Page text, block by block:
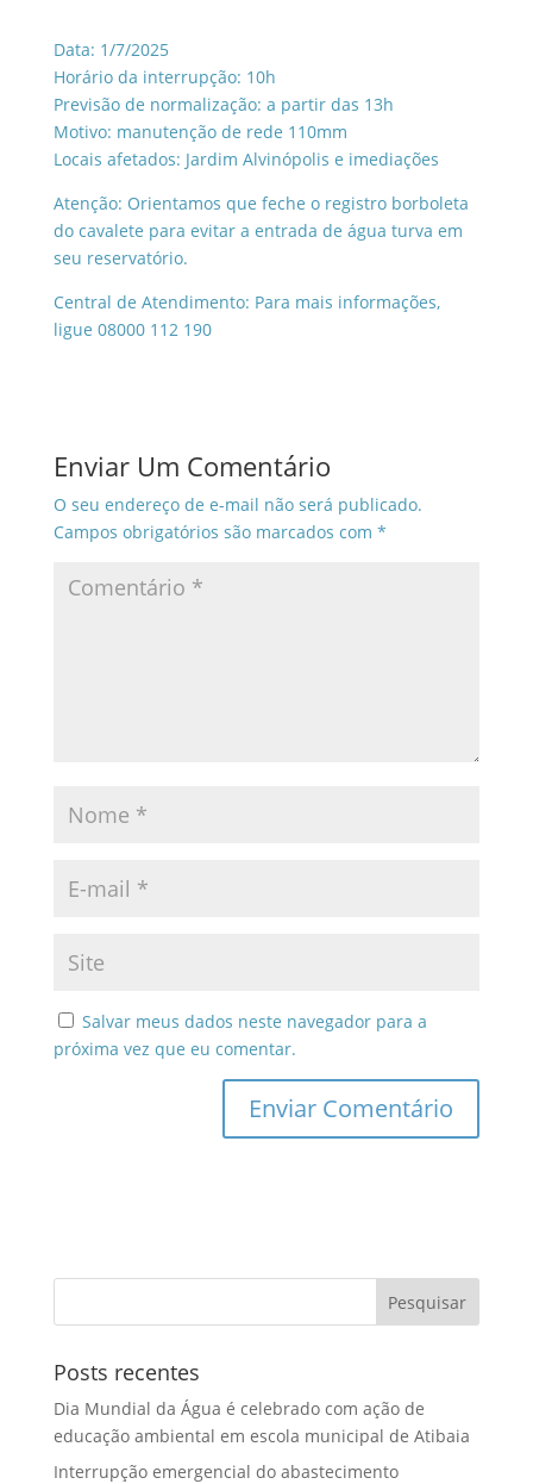
Data: 1/7/2025
Horário da interrupção: 10h
Previsão de normalização: a partir das 13h
Motivo: manutenção de rede 110mm
Locais afetados: Jardim Alvinópolis e imediações
Atenção: Orientamos que feche o registro borboleta
do cavalete para evitar a entrada de água turva em
seu reservatório.
Central de Atendimento: Para mais informações,
ligue 08000 112 190
Enviar Um Comentário
O seu endereço de e-mail não será publicado.
Campos obrigatórios são marcados com *
Salvar meus dados neste navegador para a
próxima vez que eu comentar.
Posts recentes
Dia Mundial da Água é celebrado com ação de
educação ambiental em escola municipal de Atibaia
Interrupção emergencial do abastecimento